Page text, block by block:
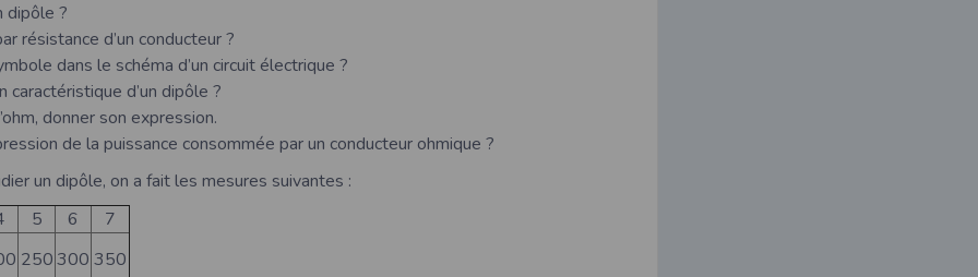
dipôle ?
résistance d’un conducteur ?
dans le schéma d’un circuit électrique ?
caractéristique d’un dipôle ?
donner son expression.
de la puissance consommée par un conducteur ohmique ?
un dipôle, on a fait les mesures suivantes :
5 6
7
250300 350